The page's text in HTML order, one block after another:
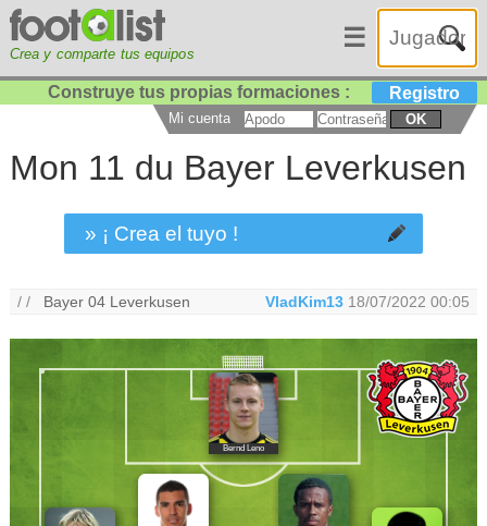
Crea y comparte tus equipos
☰
Construye tus propias formaciones : Registro
Mi cuenta OK
Mon 11 du Bayer Leverkusen
» ¡ Crea el tuyo !
/ / Bayer 04 Leverkusen VladKim13 18/07/2022 00:05
Bernd Leno